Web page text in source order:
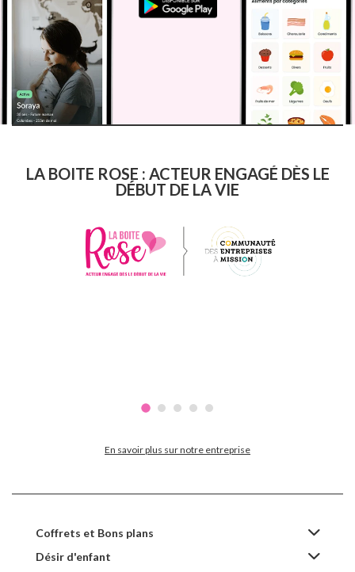
LA BOITE ROSE : ACTEUR ENGAGÉ DÈS LE
DÉBUT DE LA VIE
En savoir plus sur notre entreprise
Coffrets et Bons plans
Désir d'enfant